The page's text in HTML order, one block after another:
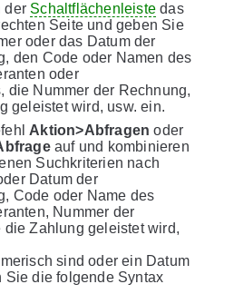
der Schaltflächenleiste das
Seite und geben Sie
oder das Datum der
den Code oder Namen des
oder
die Nummer der Rechnung,
geleistet wird, usw. ein.
Aktion>Abfragen oder
auf und kombinieren
Suchkriterien nach
Datum der
Code oder Name des
Nummer der
die Zahlung geleistet wird,
sind oder ein Datum
Sie die folgende Syntax